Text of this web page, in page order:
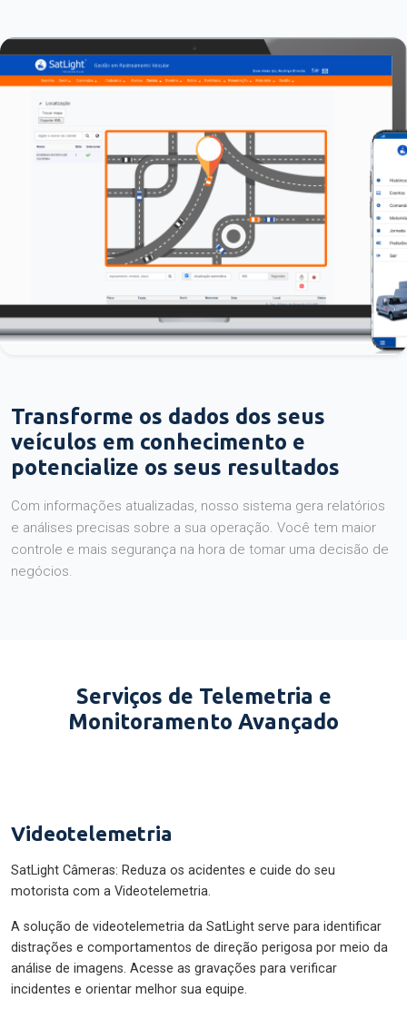
Transforme os dados dos seus
veículos em conhecimento e
potencialize os seus resultados
Com informações atualizadas, nosso sistema gera relatórios
e análises precisas sobre a sua operação. Você tem maior
controle e mais segurança na hora de tomar uma decisão de
negócios.
Serviços de Telemetria e
Monitoramento Avançado
Videotelemetria
SatLight Câmeras: Reduza os acidentes e cuide do seu
motorista com a Videotelemetria.
A solução de videotelemetria da SatLight serve para identificar
distrações e comportamentos de direção perigosa por meio da
análise de imagens. Acesse as gravações para verificar
incidentes e orientar melhor sua equipe.